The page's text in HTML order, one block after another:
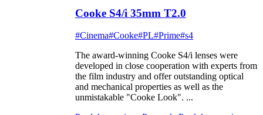
Cooke S4/i 35mm T2.0
#Cinema#Cooke#PL#Prime#s4
The award-winning Cooke S4/i lenses were
developed in close cooperation with experts from
the film industry and offer outstanding optical
and mechanical properties as well as the
unmistakable "Cooke Look". ...